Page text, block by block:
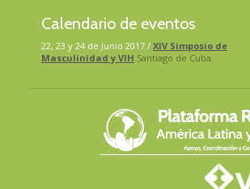
Calendario de eventos
22, 23 y 24 de Junio 2017 / XIV Simposio de
Masculinidad y VIH Santiago de Cuba.